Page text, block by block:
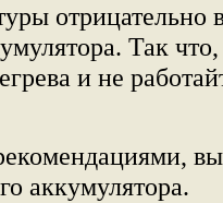
отрицательно
Так что,
и не
аккумулятора.